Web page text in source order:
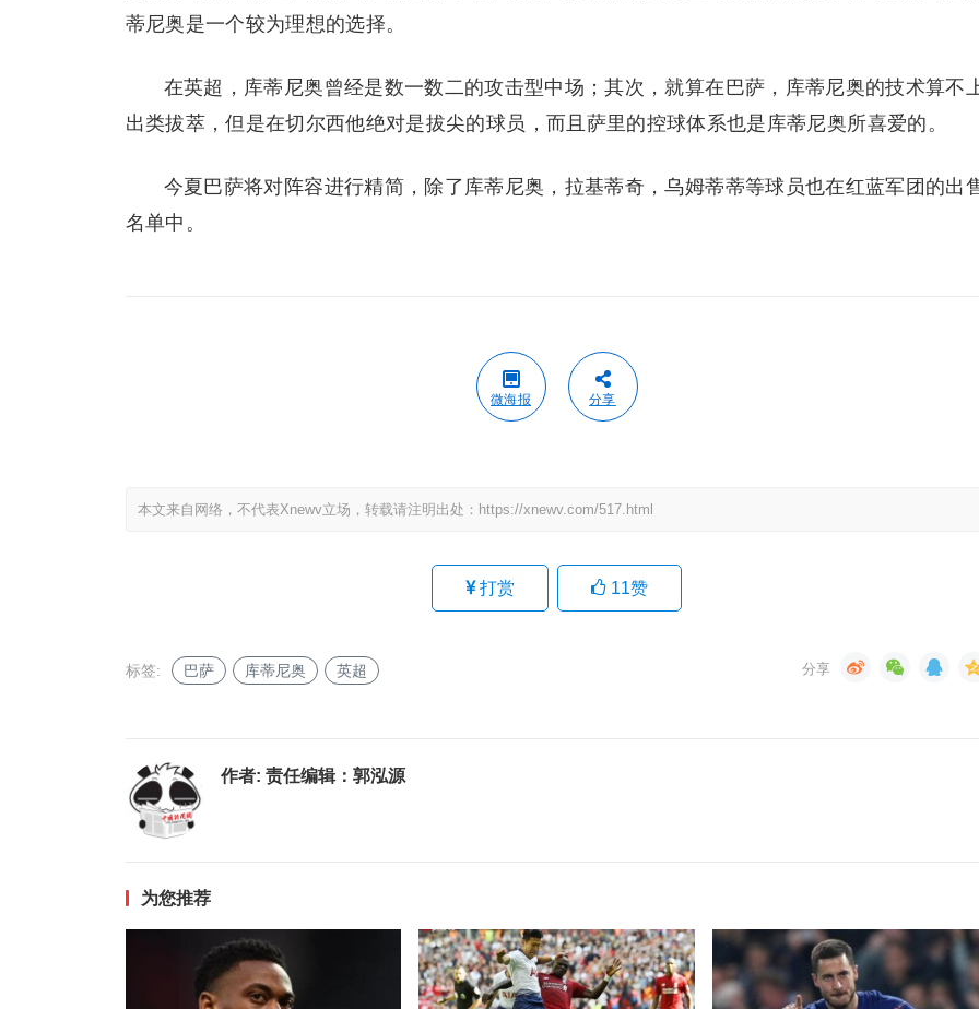
蒂尼奥是一个较为理想的选择。
在英超，库蒂尼奥曾经是数一数二的攻击型中场；其次，就算在巴萨，库蒂尼奥的技术算不
出类拔萃，但是在切尔西他绝对是拔尖的球员，而且萨里的控球体系也是库蒂尼奥所喜爱的。
今夏巴萨将对阵容进行精简，除了库蒂尼奥，拉基蒂奇，乌姆蒂蒂等球员也在红蓝军团的出
名单中。
微海报 分享
本文来自网络，不代表Xnewv立场，转载请注明出处：https://xnewv.com/517.html
打赏 11赞
标签: 巴萨 库蒂尼奥 英超
作者: 责任编辑：郭泓源
为您推荐